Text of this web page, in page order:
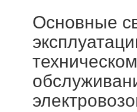
Основные
техническом